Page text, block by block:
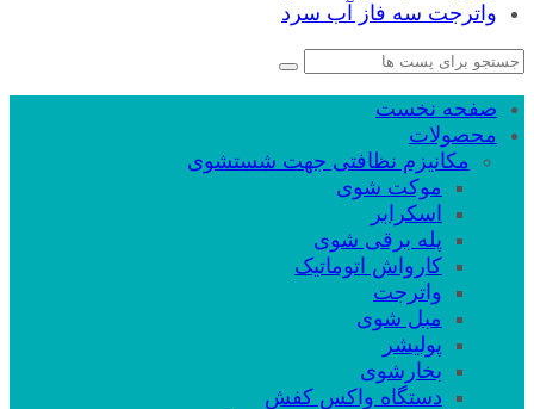
واترجت سه فاز آب سرد
صفحه نخست
محصولات
مکانیزم نظافتی جهت شستشوی
موکت شوی
اسکرابر
پله برقی شوی
کارواش اتوماتیک
واترجت
مبل شوی
پولیشر
بخارشوی
دستگاه واکس کفش